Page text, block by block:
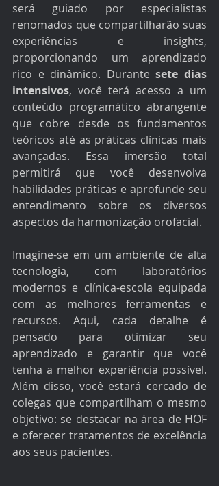
será guiado por especialistas
renomados que compartilharão suas
experiências e insights,
proporcionando um aprendizado
rico e dinâmico. Durante sete dias
intensivos, você terá acesso a um
conteúdo programático abrangente
que cobre desde os fundamentos
teóricos até as práticas clínicas mais
avançadas. Essa imersão total
permitirá que você desenvolva
habilidades práticas e aprofunde seu
entendimento sobre os diversos
aspectos da harmonização orofacial.
Imagine-se em um ambiente de alta
tecnologia, com laboratórios
modernos e clínica-escola equipada
com as melhores ferramentas e
recursos. Aqui, cada detalhe é
pensado para otimizar seu
aprendizado e garantir que você
tenha a melhor experiência possível.
Além disso, você estará cercado de
colegas que compartilham o mesmo
objetivo: se destacar na área de HOF
e oferecer tratamentos de excelência
aos seus pacientes.